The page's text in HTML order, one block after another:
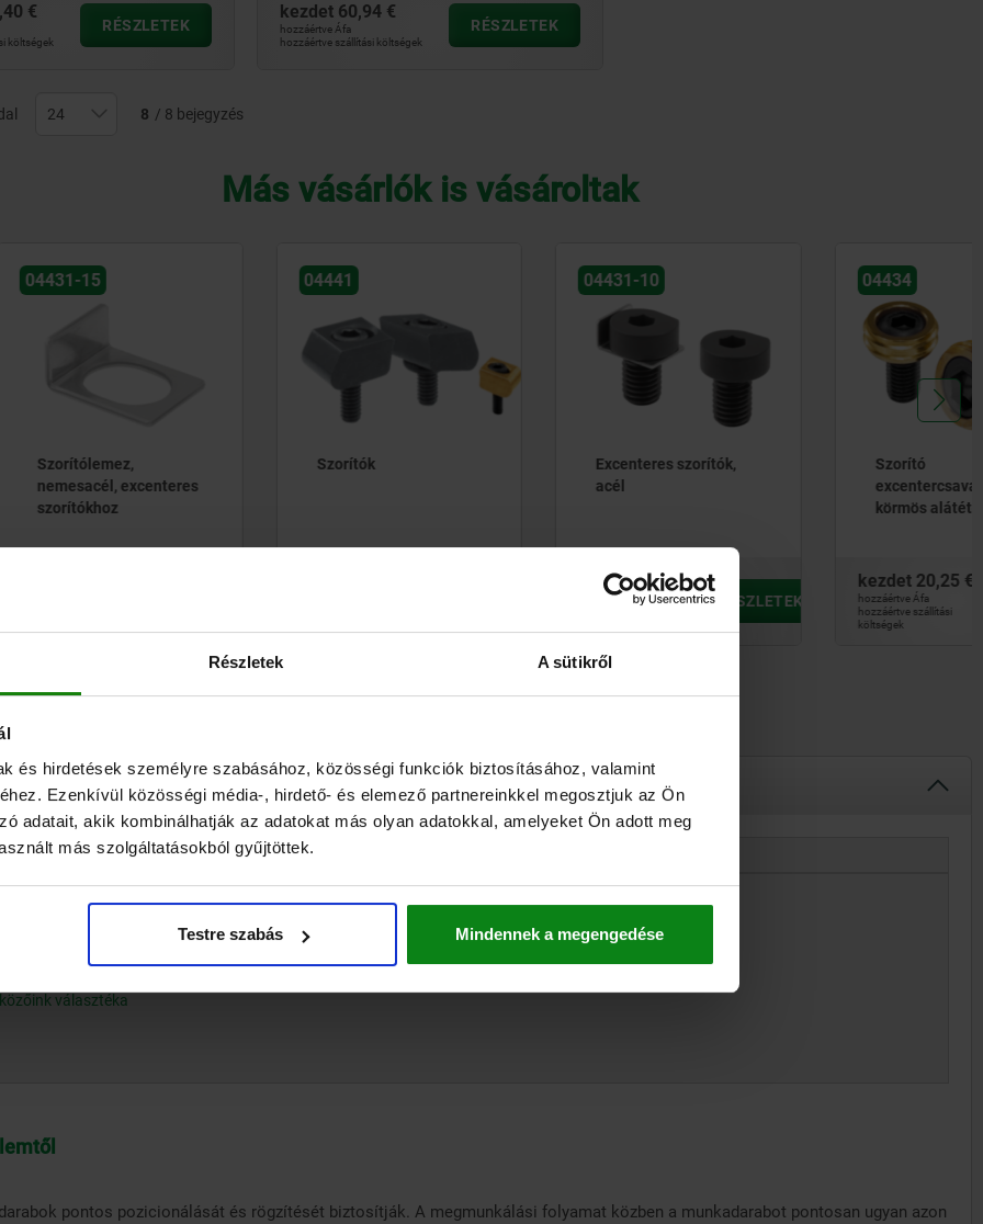
Részletek A sütikről
és hirdetések személyre szabásához, közösségi funkciók biztosításához, valamint
Ezenkívül közösségi média-, hirdető- és elemező partnereinkkel megosztjuk az Ön
adatait, akik kombinálhatják az adatokat más olyan adatokkal, amelyeket Ön adott meg
más szolgáltatásokból gyűjtöttek.
Testre szabás Mindennek a megengedése
€
költségek
RÉSZLETEK
kezdet 60,94 €
hozzáértve Áfa
hozzáértve szállítási költségek
RÉSZLETEK
8 / 8 bejegyzés
Más vásárlók is vásároltak
excenteres
Excenteres szorítók,
RÉSZLETEK
excentercsavarok
körmös alátétekkel
kezdet 20,25 €
hozzáértve Áfa
költségek
RÉSZLETEK
választéka
pontos pozicionálását és rögzítését biztosítják. A megmunkálási folyamat közben a munkadarabot pontosan ugyan azon